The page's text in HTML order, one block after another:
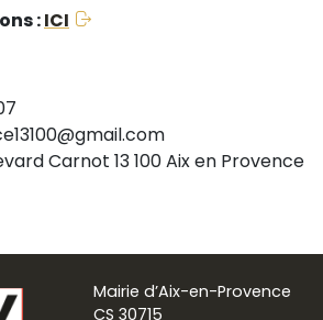
:ICI
Carnot 13 100 Aix en Provence
Mairie d’Aix-en-Provence
CS 30715